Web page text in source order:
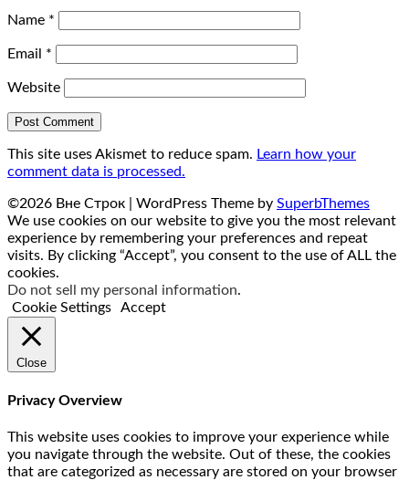
Name *
Email *
Website
This site uses Akismet to reduce spam. Learn how your
comment data is processed.
©2026 Вне Строк | WordPress Theme by SuperbThemes
We use cookies on our website to give you the most relevant
experience by remembering your preferences and repeat
visits. By clicking “Accept”, you consent to the use of ALL the
cookies.
Do not sell my personal information.
Cookie Settings
Accept
Close
Privacy Overview
This website uses cookies to improve your experience while
you navigate through the website. Out of these, the cookies
that are categorized as necessary are stored on your browser